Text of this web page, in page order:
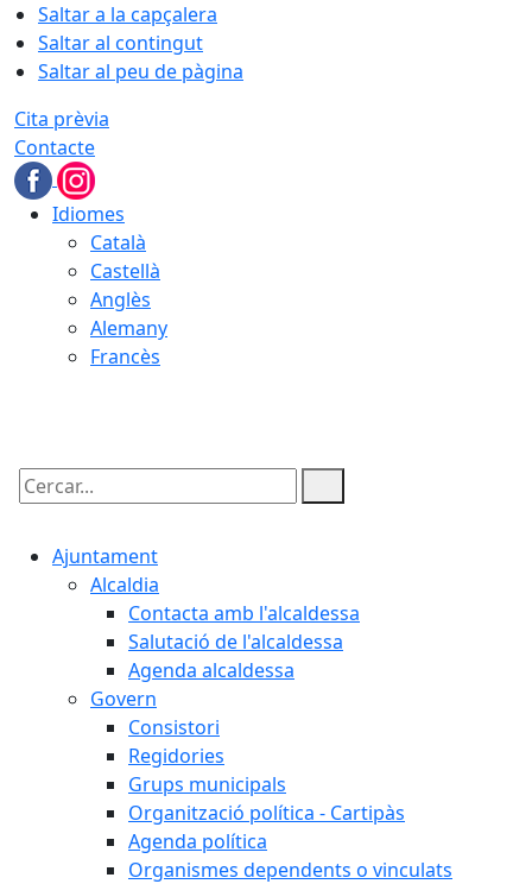
Saltar a la capçalera
Saltar al contingut
Saltar al peu de pàgina
Cita prèvia
Contacte
Idiomes
Català
Castellà
Anglès
Alemany
Francès
Cercar:
Ajuntament
Alcaldia
Contacta amb l'alcaldessa
Salutació de l'alcaldessa
Agenda alcaldessa
Govern
Consistori
Regidories
Grups municipals
Organització política - Cartipàs
Agenda política
Organismes dependents o vinculats